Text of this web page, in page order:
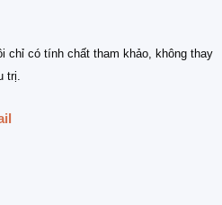
chỉ có tính chất tham khảo, không thay
trị.